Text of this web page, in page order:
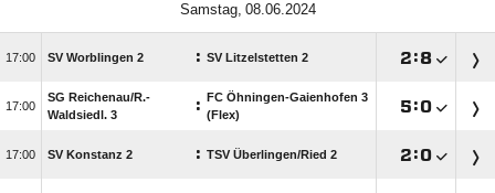
 
 SV Worblingen 2 : SV Litzelstetten 2 :

SG Reichenau/​R.-
Waldsiedl. 3
: FC Öhningen-Gaienhofen 3
(Flex)
:
 SV Konstanz 2 : TSV Überlingen/​Ried 2 :